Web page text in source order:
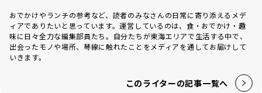
おでかけやランチの参考など、読者のみなさんの日常に寄り添えるメデ
ィアでありたいと思っています。運営しているのは、食・おでかけ・趣
味に日々全力な編集部員たち。自分たちが東海エリアで生活する中で、
出会ったモノや場所、琴線に触れたことをメディアを通してお届けして
いきます。
このライターの記事一覧へ